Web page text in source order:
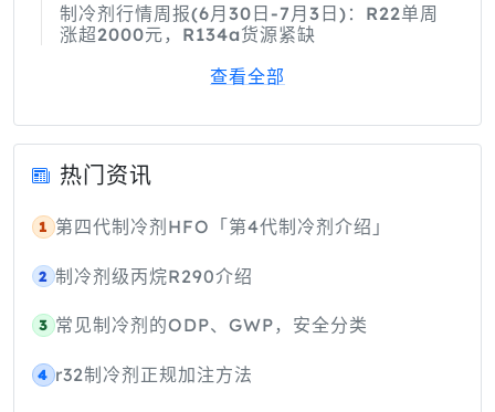
制冷剂行情周报(6月30日-7月3日)：R22单周
涨超2000元，R134a货源紧缺
查看全部
热门资讯
1 第四代制冷剂HFO「第4代制冷剂介绍」
2 制冷剂级丙烷R290介绍
3 常见制冷剂的ODP、GWP，安全分类
4 r32制冷剂正规加注方法